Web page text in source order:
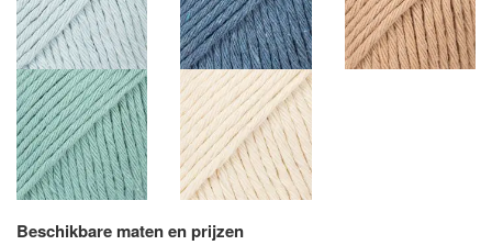
Beschikbare maten en prijzen